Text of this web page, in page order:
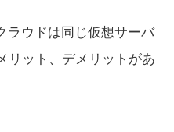
ウドは同じ仮想サーバ
リット、デメリットがあ